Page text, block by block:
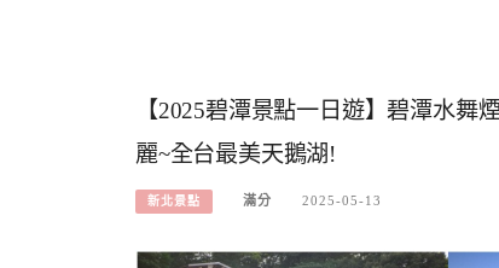
【2025碧潭景點一日遊】碧潭水
麗~全台最美天鵝湖!
新北景點 滿分 2025-05-13